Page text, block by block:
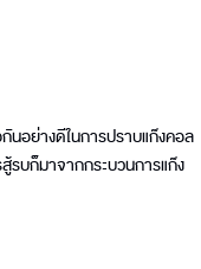
นอย่างดีในการปราบแก๊งคอล
รบก็มาจากกระบวนการแก๊ง